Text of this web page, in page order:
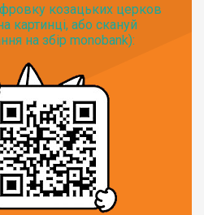
козацьких церков
картинці, або скануй
на збір monobank):